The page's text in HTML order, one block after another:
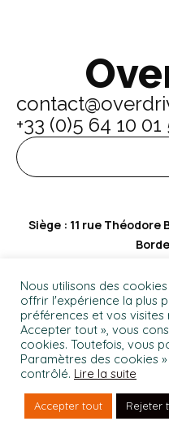
+33 (0)5 64 10 01
Siège : 11 rue Théodore
Mentions légales
Politique de Confidentialité
Nous utilisons des
offrir l'expérience la plus
préférences et vos visites
Accepter tout », vous
cookies. Toutefois, vous
Paramètres des cookies
contrôlé. Lire la suite
Accepter tout Rejeter